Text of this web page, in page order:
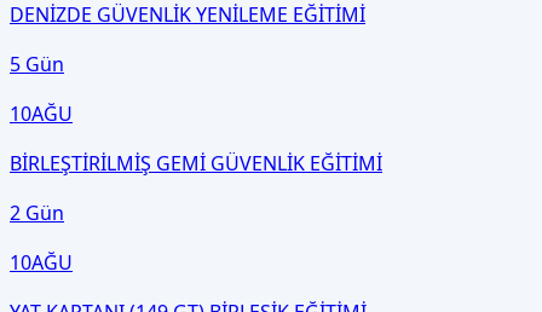
DENİZDE GÜVENLİK YENİLEME EĞİTİMİ
5 Gün
10AĞU
BİRLEŞTİRİLMİŞ GEMİ GÜVENLİK EĞİTİMİ
2 Gün
10AĞU